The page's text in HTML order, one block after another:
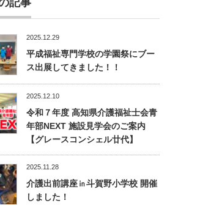
記事
2025.12.29
平成福祉専門学校の学園祭にブー
ス出展してきました！！
2025.12.10
令和７年度 高知県介護福祉士会青
年部NEXT 施設見学会のご案内
【グレースコンシェル廿代】
2025.11.28
介護出前講座㏌斗賀野小学校 開催
しました！